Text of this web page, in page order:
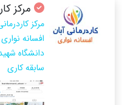
مرکز
مرکز
افسانه
سابقه کاری